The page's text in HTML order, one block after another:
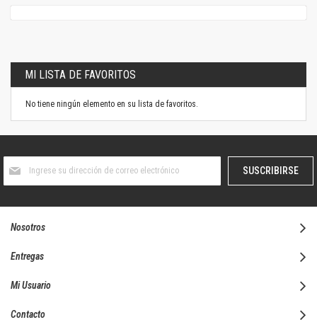
MI LISTA DE FAVORITOS
No tiene ningún elemento en su lista de favoritos.
boletín
SUSCRIBIRSE
Nosotros
Entregas
Mi Usuario
Contacto